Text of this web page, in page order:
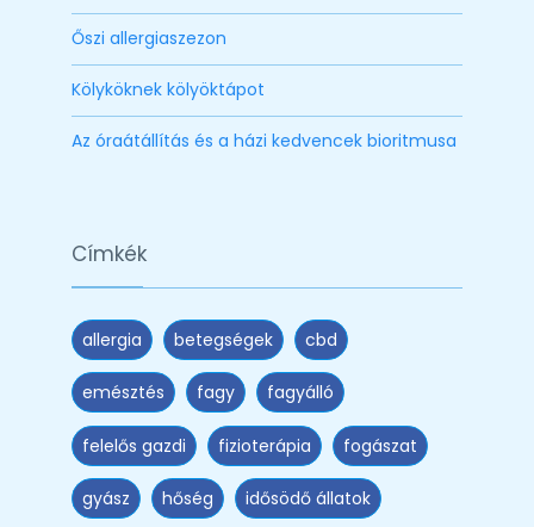
Őszi allergiaszezon
Kölyköknek kölyöktápot
Az óraátállítás és a házi kedvencek bioritmusa
Címkék
allergia betegségek cbd
emésztés fagy fagyálló
felelős gazdi fizioterápia fogászat
gyász hőség idősödő állatok